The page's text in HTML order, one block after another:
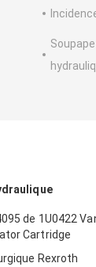
de 1U0422
Cartridge
Rexroth